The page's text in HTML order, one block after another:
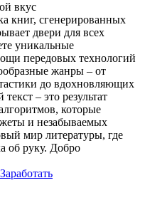
вкус
книг, сгенерированных
двери для всех
уникальные
передовых технологий
жанры – от
до вдохновляющих
– это результат
которые
и незабываемых
мир литературы, где
об руку. Добро
Заработать